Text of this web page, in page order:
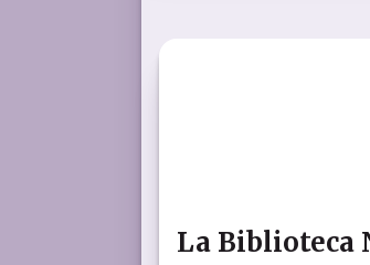
La Biblioteca